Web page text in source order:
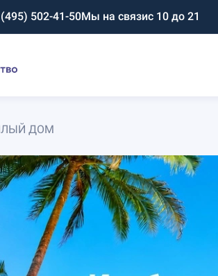
502-41-50Мы на связис 10 до 21
ДОМ